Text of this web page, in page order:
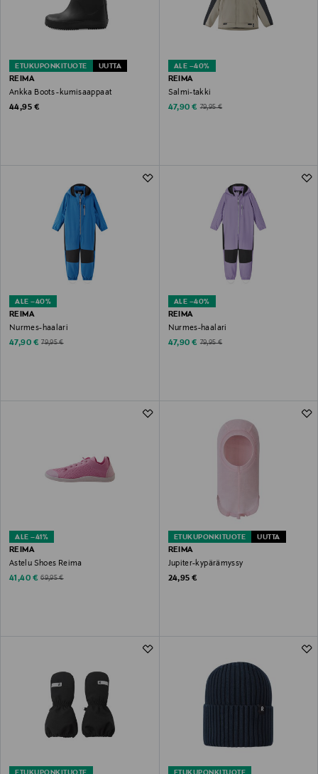
ETUKUPONKITUOTE UUTTA
REIMA
Ankka Boots -kumisaappaat
Original Price
44,95 €
ALE –40%
REIMA
Salmi-takki
Discounted Price
47,90 € Original Price
79,95 €
ALE –40%
REIMA
Nurmes-haalari
Discounted Price
47,90 € Original Price
79,95 €
ALE –40%
REIMA
Nurmes-haalari
Discounted Price
47,90 € Original Price
79,95 €
ALE –41%
REIMA
Astelu Shoes Reima
Discounted Price
41,40 € Original Price
69,95 €
ETUKUPONKITUOTE UUTTA
REIMA
Jupiter-kypärämyssy
Original Price
24,95 €